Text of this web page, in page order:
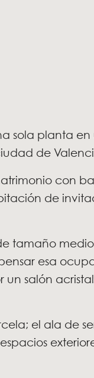
sola planta
de
con
de
tamaño
esa
salón
el ala de